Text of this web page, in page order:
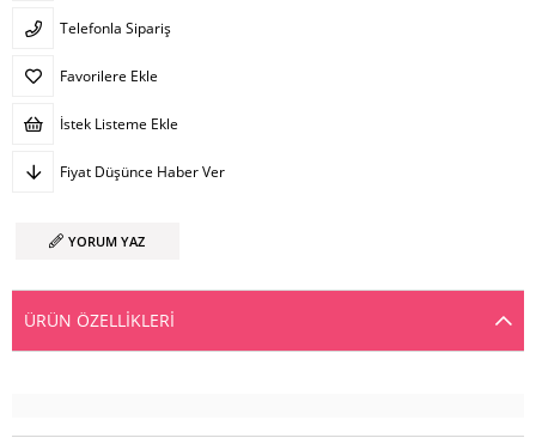
Telefonla Sipariş
Favorilere Ekle
İstek Listeme Ekle
Fiyat Düşünce Haber Ver
YORUM YAZ
ÜRÜN ÖZELLIKLERI